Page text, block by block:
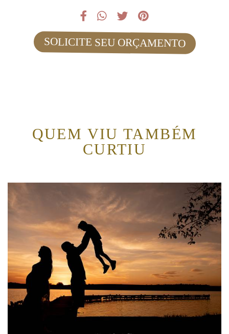
SOLICITE SEU ORÇAMENTO
QUEM VIU TAMBÉM
CURTIU